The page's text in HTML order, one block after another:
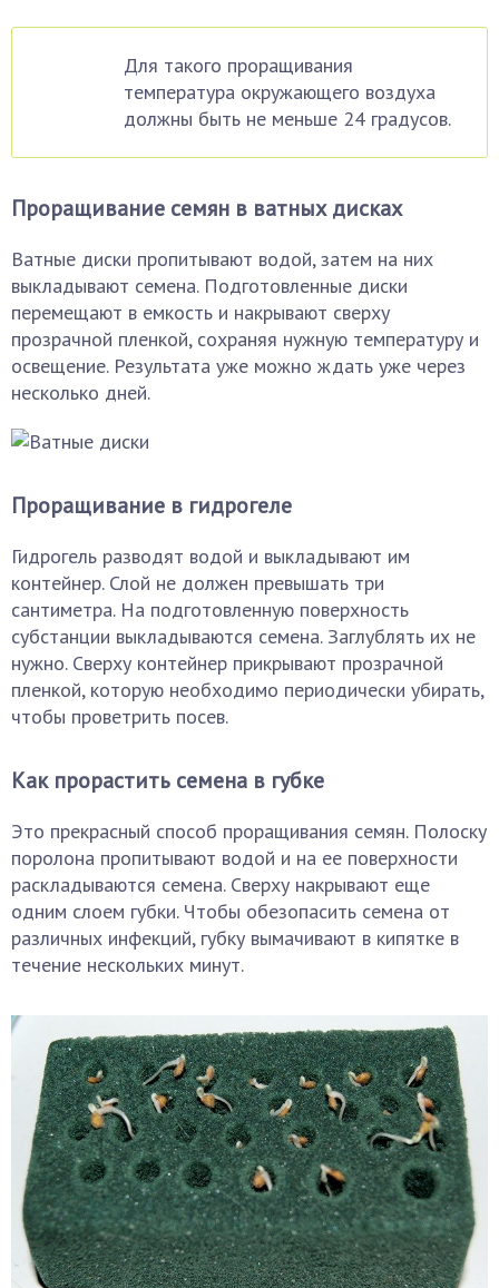
Для такого проращивания
температура окружающего воздуха
должны быть не меньше 24 градусов.
Проращивание семян в ватных дисках
Ватные диски пропитывают водой, затем на них
выкладывают семена. Подготовленные диски
перемещают в емкость и накрывают сверху
прозрачной пленкой, сохраняя нужную температуру и
освещение. Результата уже можно ждать уже через
несколько дней.
Проращивание в гидрогеле
Гидрогель разводят водой и выкладывают им
контейнер. Слой не должен превышать три
сантиметра. На подготовленную поверхность
субстанции выкладываются семена. Заглублять их не
нужно. Сверху контейнер прикрывают прозрачной
пленкой, которую необходимо периодически убирать,
чтобы проветрить посев.
Как прорастить семена в губке
Это прекрасный способ проращивания семян. Полоску
поролона пропитывают водой и на ее поверхности
раскладываются семена. Сверху накрывают еще
одним слоем губки. Чтобы обезопасить семена от
различных инфекций, губку вымачивают в кипятке в
течение нескольких минут.